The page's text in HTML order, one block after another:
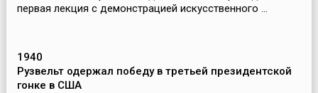
первая лекция с демонстрацией искусственного ...
1940
Рузвельт одержал победу в третьей президентской
гонке в США